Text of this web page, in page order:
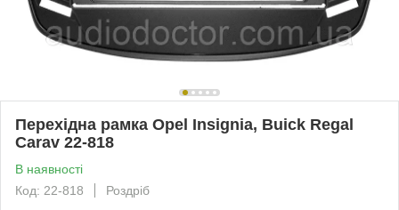
Перехідна рамка Opel Insignia, Buick Regal
Carav 22-818
В наявності
Код: 22-818
Роздріб